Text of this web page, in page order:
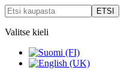
Valitse kieli